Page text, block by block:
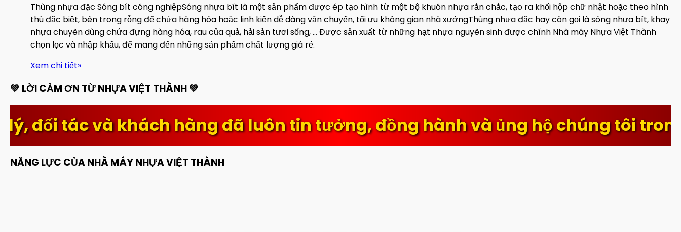
Thùng nhựa đặc Sóng bít công nghiệpSóng nhựa bít là một sản phẩm được ép tạo hình từ một bộ khuôn nhựa rắn chắc, tạo ra khối hộp chữ nhật hoặc theo hình
thù đặc biệt, bên trong rỗng để chứa hàng hóa hoặc linh kiện dễ dàng vận chuyển, tối ưu không gian nhà xưởngThùng nhựa đặc hay còn gọi là sóng nhựa bít, khay
nhựa chuyên dùng chứa đựng hàng hóa, rau của quả, hải sản tươi sống, … Được sản xuất từ những hạt nhựa nguyên sinh được chính Nhà máy Nhựa Việt Thành
chọn lọc và nhập khẩu, để mang đến những sản phẩm chất lượng giá rẻ.
Xem chi tiết»
💚 LỜI CẢM ƠN TỪ NHỰA VIỆT THÀNH 💚
hàng đã luôn tin tưởng, đồng hành và ủng hộ chúng tôi trong suốt thời
NĂNG LỰC CỦA NHÀ MÁY NHỰA VIỆT THÀNH